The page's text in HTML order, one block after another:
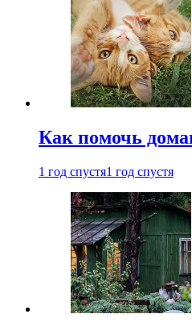
Как помочь
1 год спустя1 год спустя